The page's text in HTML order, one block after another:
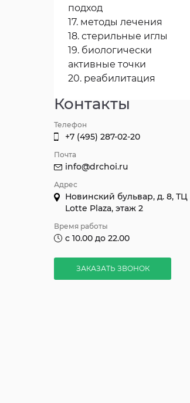
подход
17. методы лечения
18. стерильные иглы
19. биологически
активные точки
20. реабилитация
Контакты
Телефон
+7 (495) 287-02-20
Почта
info@drchoi.ru
Адрес
Новинский бульвар, д. 8, ТЦ
Lotte Plaza, этаж 2
Время работы
с 10.00 до 22.00
ЗАКАЗАТЬ ЗВОНОК